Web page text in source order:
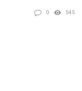
0 545